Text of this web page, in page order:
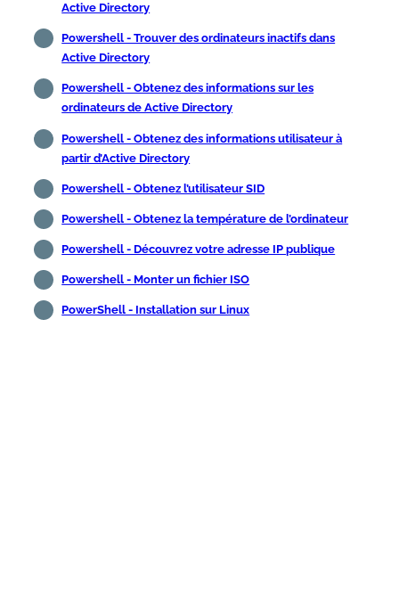
Active Directory
Powershell - Trouver des ordinateurs inactifs dans
Active Directory
Powershell - Obtenez des informations sur les
ordinateurs de Active Directory
Powershell - Obtenez des informations utilisateur à
partir d’Active Directory
Powershell - Obtenez l’utilisateur SID
Powershell - Obtenez la température de l’ordinateur
Powershell - Découvrez votre adresse IP publique
Powershell - Monter un fichier ISO
PowerShell - Installation sur Linux